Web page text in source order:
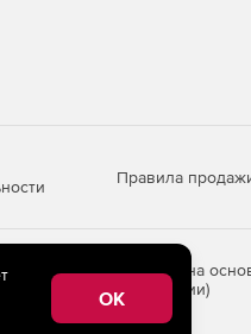
Правила
информации на
Российской Федерации)
OK